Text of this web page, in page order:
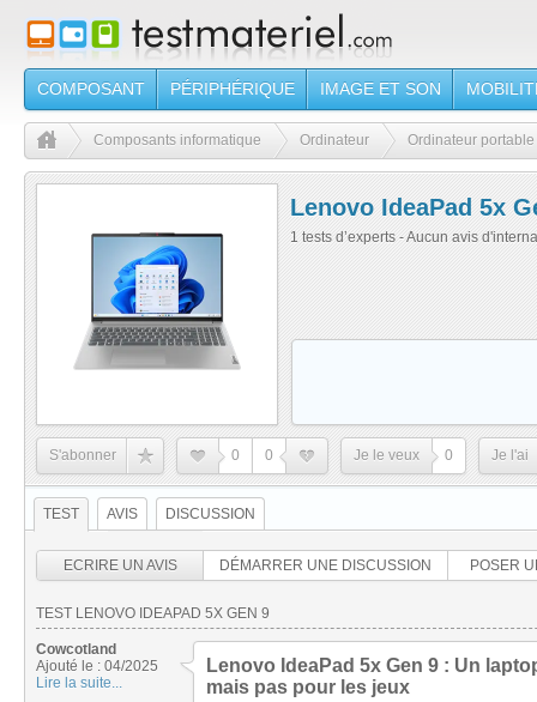
COMPOSANT PÉRIPHÉRIQUE IMAGE ET SON
Composants informatique Ordinateur Ordinateur portable
Lenovo IdeaPad 5x
1 tests d’experts - Aucun avis
S'abonner 0 0 Je le veux 0 Je l'ai
TEST AVIS DISCUSSION
ECRIRE UN AVIS DÉMARRER UNE DISCUSSION POSER
TEST LENOVO IDEAPAD 5X GEN 9
Cowcotland
Ajouté le : 04/2025
Lire la suite...
Lenovo IdeaPad 5x Gen 9 : Un
mais pas pour les jeux